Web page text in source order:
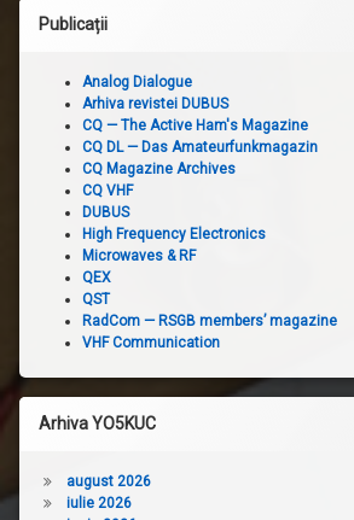
Publicații
Analog Dialogue
Arhiva revistei DUBUS
CQ — The Active Ham's Magazine
CQ DL — Das Amateurfunkmagazin
CQ Magazine Archives
CQ VHF
DUBUS
High Frequency Electronics
Microwaves & RF
QEX
QST
RadCom — RSGB members’ magazine
VHF Communication
Arhiva YO5KUC
august 2026
iulie 2026